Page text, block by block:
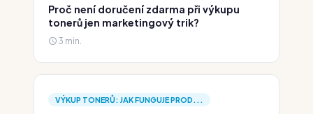
Proč není doručení zdarma při výkupu
tonerů jen marketingový trik?
3 min.
VÝKUP TONERŮ: JAK FUNGUJE PROD...